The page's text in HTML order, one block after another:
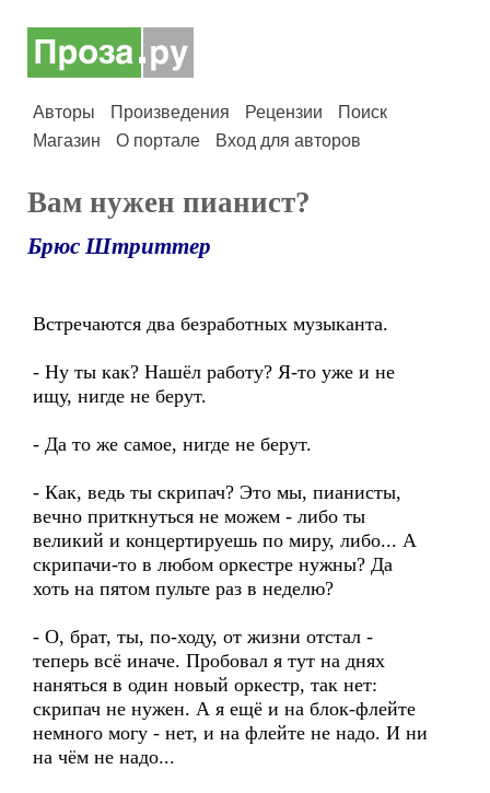
Авторы Произведения Рецензии
Поиск
Магазин
О портале Вход для авторов
Вам нужен пианист?
Брюс Штриттер
Встречаются два безработных музыканта.
- Ну ты как? Нашёл работу? Я-то уже и не
ищу, нигде не берут.
- Да то же самое, нигде не берут.
- Как, ведь ты скрипач? Это мы, пианисты,
вечно приткнуться не можем - либо ты
великий и концертируешь по миру, либо... А
скрипачи-то в любом оркестре нужны? Да
хоть на пятом пульте раз в неделю?
- О, брат, ты, по-ходу, от жизни отстал -
теперь всё иначе. Пробовал я тут на днях
наняться в один новый оркестр, так нет:
скрипач не нужен. А я ещё и на блок-флейте
немного могу - нет, и на флейте не надо. И ни
на чём не надо...